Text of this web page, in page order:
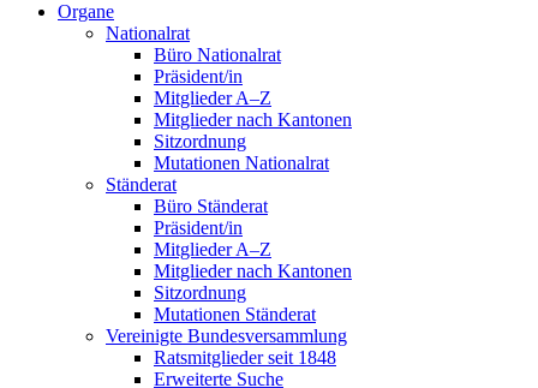
Organe
Nationalrat
Büro Nationalrat
Präsident/in
Mitglieder A–Z
Mitglieder nach Kantonen
Sitzordnung
Mutationen Nationalrat
Ständerat
Büro Ständerat
Präsident/in
Mitglieder A–Z
Mitglieder nach Kantonen
Sitzordnung
Mutationen Ständerat
Vereinigte Bundesversammlung
Ratsmitglieder seit 1848
Erweiterte Suche